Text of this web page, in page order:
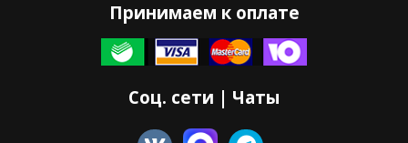
Принимаем к оплате
Соц. сети | Чаты